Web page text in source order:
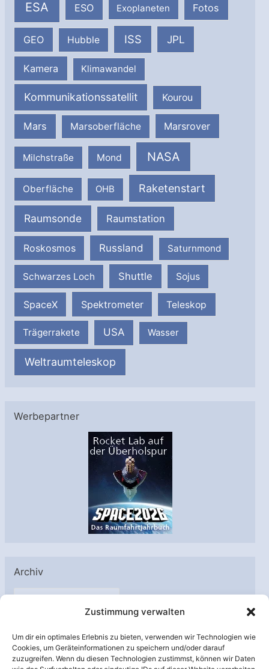
Zustimmung verwalten
Um dir ein optimales Erlebnis zu bieten, verwenden wir Technologien wie
Cookies, um Geräteinformationen zu speichern und/oder darauf
zuzugreifen. Wenn du diesen Technologien zustimmst, können wir Daten
ESA ESO Exoplaneten Fotos
GEO Hubble ISS JPL
Kamera Klimawandel
Kommunikationssatellit Kourou
Mars Marsoberfläche Marsrover
Milchstraße Mond NASA
Oberfläche OHB Raketenstart
Raumsonde Raumstation
Roskosmos Russland Saturnmond
Schwarzes Loch Shuttle Sojus
SpaceX Spektrometer Teleskop
Trägerrakete USA Wasser
Weltraumteleskop
Werbepartner
Archiv
A
h
i
Unterstützt von: